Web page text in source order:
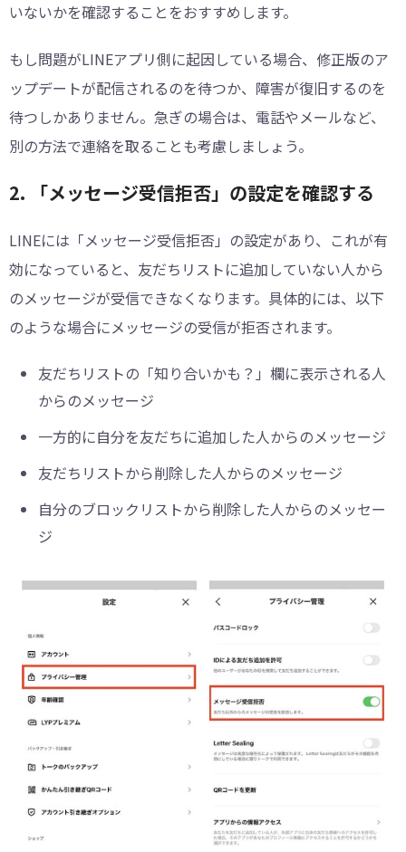
いないかを確認することをおすすめします。
もし問題がLINEアプリ側に起因している場合、修正版のア
ップデートが配信されるのを待つか、障害が復旧するのを
待つしかありません。急ぎの場合は、電話やメールなど、
別の方法で連絡を取ることも考慮しましょう。
2. 「メッセージ受信拒否」の設定を確認する
LINEには「メッセージ受信拒否」の設定があり、これが有
効になっていると、友だちリストに追加していない人から
のメッセージが受信できなくなります。具体的には、以下
のような場合にメッセージの受信が拒否されます。
友だちリストの「知り合いかも？」欄に表示される人
からのメッセージ
一方的に自分を友だちに追加した人からのメッセージ
友だちリストから削除した人からのメッセージ
自分のブロックリストから削除した人からのメッセー
ジ